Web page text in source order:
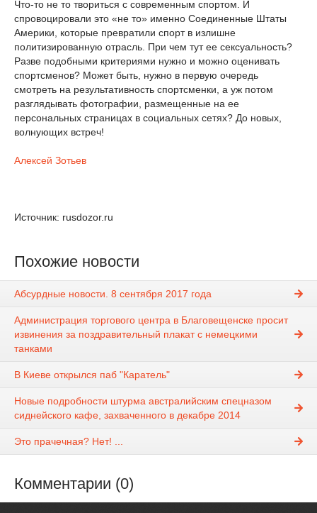
Что-то не то твориться с современным спортом. И
спровоцировали это «не то» именно Соединенные Штаты
Америки, которые превратили спорт в излишне
политизированную отрасль. При чем тут ее сексуальность?
Разве подобными критериями нужно и можно оценивать
спортсменов? Может быть, нужно в первую очередь
смотреть на результативность спортсменки, а уж потом
разглядывать фотографии, размещенные на ее
персональных страницах в социальных сетях? До новых,
волнующих встреч!
Алексей Зотьев
Источник: rusdozor.ru
Похожие новости
Абсурдные новости. 8 сентября 2017 года
Администрация торгового центра в Благовещенске просит
извинения за поздравительный плакат с немецкими
танками
В Киеве открылся паб "Каратель"
Новые подробности штурма австралийским спецназом
сиднейского кафе, захваченного в декабре 2014
Это прачечная? Нет! ...
Комментарии (0)